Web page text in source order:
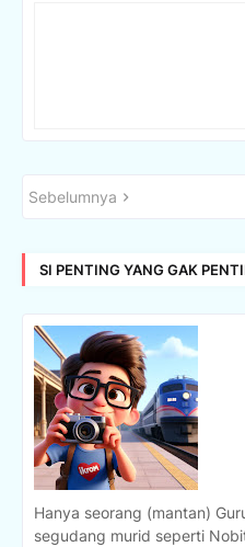
Sebelumnya
SI PENTING YANG GAK
Hanya seorang (mantan)
segudang murid seperti